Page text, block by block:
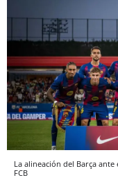
La alineación del Barça
FCB